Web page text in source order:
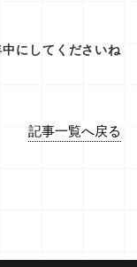
にしてくださいね
記事一覧へ戻る